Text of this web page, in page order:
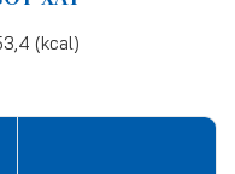
(kcal)